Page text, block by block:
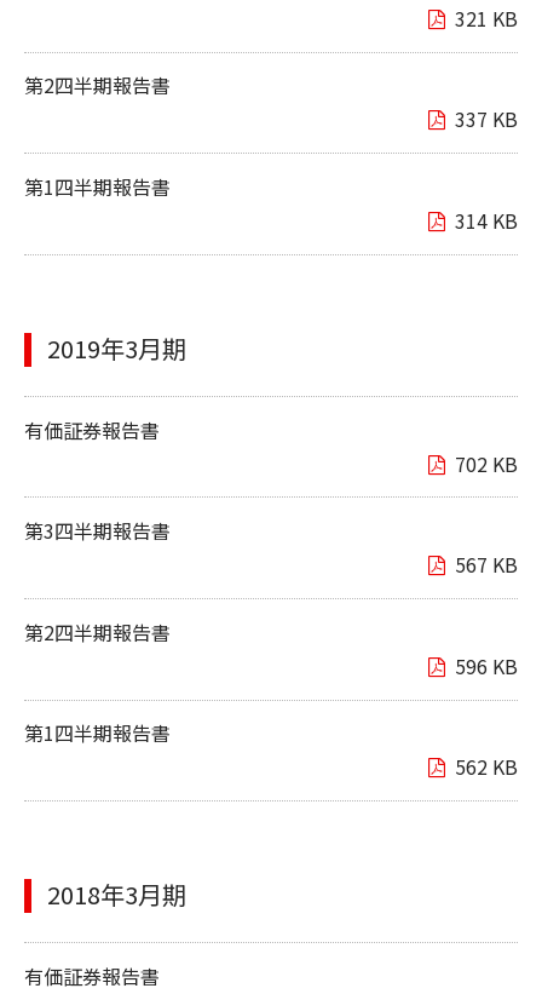
321 KB
第2四半期報告書
337 KB
第1四半期報告書
314 KB
2019年3月期
有価証券報告書
702 KB
第3四半期報告書
567 KB
第2四半期報告書
596 KB
第1四半期報告書
562 KB
2018年3月期
有価証券報告書